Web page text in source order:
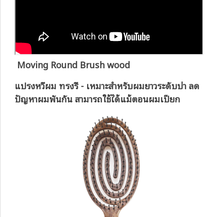
Moving Round Brush wood
แปรงหวีผม ทรงรี - เหมาะสำหรับผมยาวระดับบ่า ลด
ปัญหาผมพันกัน สามารถใช้ได้แม้ตอนผมเปียก